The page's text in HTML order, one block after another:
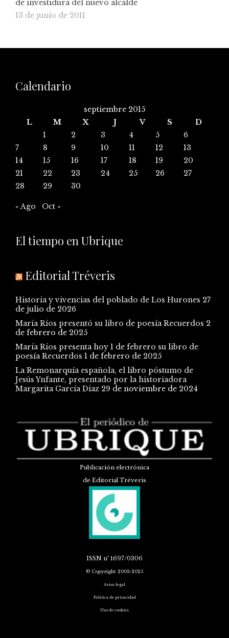
de investidura del nuevo alcalde
13 de junio de 2011
Calendario
septiembre 2015
L
M X J V S
D
1
2 3 4 5
6
7
8 9 10 11 12
13
14
15 16 17 18 19
20
21
22 23 24 25 26
27
28
29 30
« Ago Oct »
El tiempo en Ubrique
Editorial Tréveris
Historia y vivencias del poblado de Los Hurones 27
de julio de 2026
María Ríos presentó su libro de poesía Recuerdos 2
de febrero de 2025
María Ríos presenta hoy 1 de febrero su libro de
poesía Recuerdos 1 de febrero de 2025
La Remonarquía española, el libro póstumo de
Jesús Ynfante, presentado por la historiadora
Margarita García Díaz 29 de noviembre de 2024
Publicación electrónica
de Editorial Tréveris
ISSN nº 1697/0306
© Copyright 2003-2025
Aviso legal
Política de privacidad
Uso de cookies